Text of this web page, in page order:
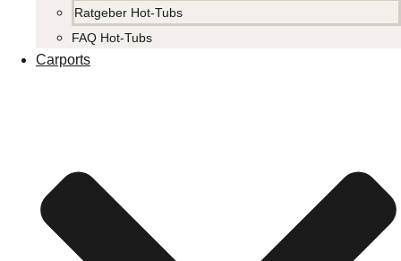
Ratgeber Hot-Tubs
FAQ Hot-Tubs
Carports